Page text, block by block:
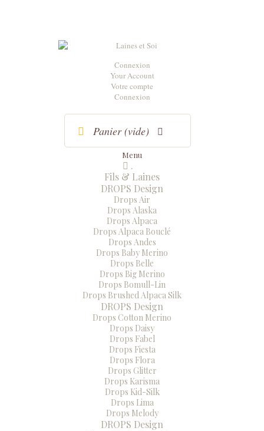
Connexion
Your Account
Votre compte
Connexion
Panier (vide)
Menu
.
Fils & Laines
DROPS Design
Drops Air
Drops Alaska
Drops Alpaca
Drops Alpaca Bouclé
Drops Andes
Drops Baby Merino
Drops Belle
Drops Big Merino
Drops Bomull-Lin
Drops Brushed Alpaca Silk
DROPS Design
Drops Cotton Merino
Drops Daisy
Drops Fabel
Drops Fiesta
Drops Flora
Drops Glitter
Drops Karisma
Drops Kid-Silk
Drops Lima
Drops Melody
DROPS Design